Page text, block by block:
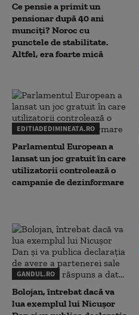
Ce pensie a primit un
pensionar după 40 ani
munciți? Noroc cu
punctele de stabilitate.
Altfel, era foarte mică
EDITIADEDIMINEATA.RO
Parlamentul European a
lansat un joc gratuit în care
utilizatorii controlează o
campanie de dezinformare
GANDUL.RO
Bolojan, întrebat dacă va
lua exemplul lui Nicușor